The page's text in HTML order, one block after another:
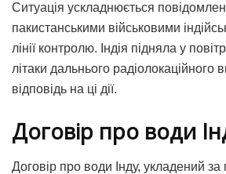
Ситуація ускладнюється
пакистанськими військовими
лінії контролю. Індія підняла у
літаки дальнього радіолокаційного
відповідь на ці дії.
Договір про води
Договір про води Інду, укладений